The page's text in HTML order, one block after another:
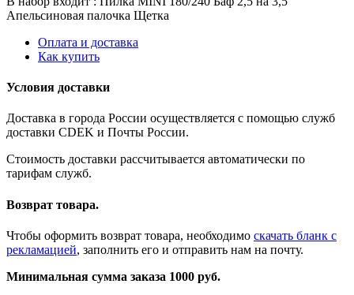
Апельсиновая палочка Щетка
Оплата и доставка
Как купить
Условия доставки
Доставка в города России осуществляется с помощью служб
доставки CDEK и Почты России.
Стоимость доставки рассчитывается автоматически по
тарифам служб.
Возврат товара.
Чтобы оформить возврат товара, необходимо скачать бланк с
рекламацией, заполнить его и отправить нам на почту.
Минимальная сумма заказа 1000 руб.